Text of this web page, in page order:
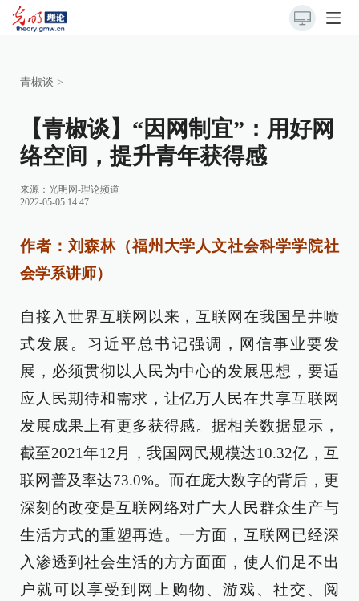
青椒谈 >
【青椒谈】“因网制宜”：用好网
络空间，提升青年获得感
来源： 光明网-理论频道
2022-05-05 14:47
作者：刘森林（福州大学人文社会科学学院社
会学系讲师）
自接入世界互联网以来，互联网在我国呈井喷
式发展。习近平总书记强调，网信事业要发
展，必须贯彻以人民为中心的发展思想，要适
应人民期待和需求，让亿万人民在共享互联网
发展成果上有更多获得感。据相关数据显示，
截至2021年12月，我国网民规模达10.32亿，互
联网普及率达73.0%。而在庞大数字的背后，更
深刻的改变是互联网络对广大人民群众生产与
生活方式的重塑再造。一方面，互联网已经深
入渗透到社会生活的方方面面，使人们足不出
户就可以享受到网上购物、游戏、社交、阅